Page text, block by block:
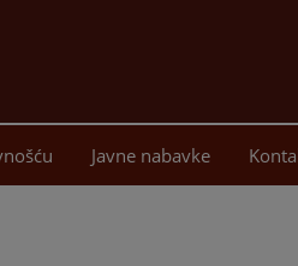
Javne nabavke